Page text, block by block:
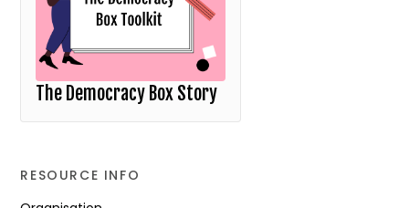
The Democracy Box Story
RESOURCE INFO